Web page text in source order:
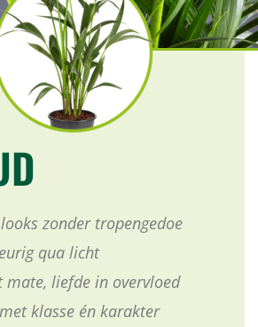
zonder tropengedoe
qua licht
mate, liefde in overvloed
klasse én karakter